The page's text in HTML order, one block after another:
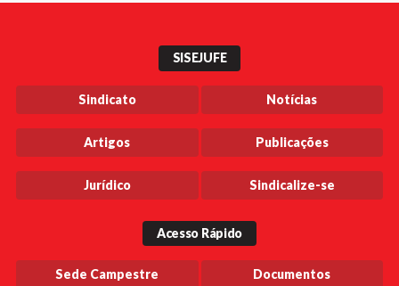
SISEJUFE
Sindicato Notícias
Artigos Publicações
Jurídico Sindicalize-se
Acesso Rápido
Sede Campestre Documentos